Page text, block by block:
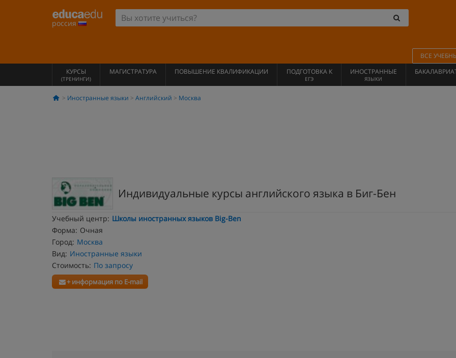
россия
ВСЕ
КУРСЫ
(ТРЕНИНГИ)
МАГИСТРАТУРА ПОВЫШЕНИЕ КВАЛИФИКАЦИИ ПОДГОТОВКА К
ЕГЭ
ИНОСТРАННЫЕ
ЯЗЫКИ
Иностранные языки Английский Москва
Индивидуальные курсы английского языка в Биг-Бен
Учебный центр: Школы иностранных языков Big-Ben
Форма: Очная
Город: Москва
Вид: Иностранные языки
Стоимость: По запросу
+ информация по E-mail